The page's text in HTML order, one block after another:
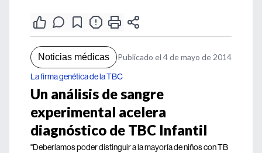
Noticias médicas Publicado el 4 de mayo de 2014
La firma genética de la TBC
Un análisis de sangre
experimental acelera
diagnóstico de TBC Infantil
"Deberíamos poder distinguir a la mayoría de niños con TB